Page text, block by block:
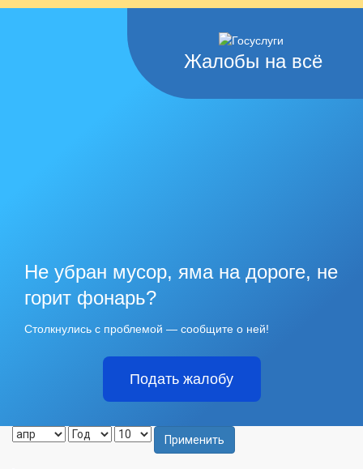
Жалобы на всё
Не убран мусор, яма на дороге, не
горит фонарь?
Столкнулись с проблемой — сообщите о ней!
Подать жалобу
Применить